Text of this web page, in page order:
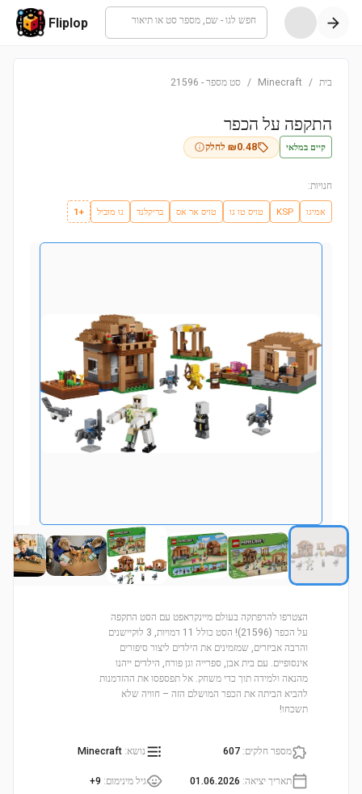
חפש לגו - שם, מספר סט או תיאור Fliplop
בית /
Minecraft
/ סט מספר -
21596
התקפה על הכפר
קיים במלאי ₪0.48 לחלק
חנויות:
אמיגו KSP טויס טו גו טויס אר אס בריקלנד גו מוביל +1
הצטרפו להרפתקה בעולם מיינקראפט עם הסט התקפה
על הכפר (21596)! הסט כולל 11 דמויות, 3 לוקיישנים
והרבה אביזרים, שמזמינים את הילדים ליצור סיפורים
אינסופיים. עם בית אבן, ספרייה וגן פורח, הילדים ייהנו
מהנאה ולמידה תוך כדי משחק. אל תפספסו את ההזדמנות
להביא הביתה את הכפר המושלם הזה – חוויה שלא
תשכחו!
מספר חלקים:
607 נושא:
Minecraft
תאריך יציאה:
01.06.2026 גיל מינימום:
9+